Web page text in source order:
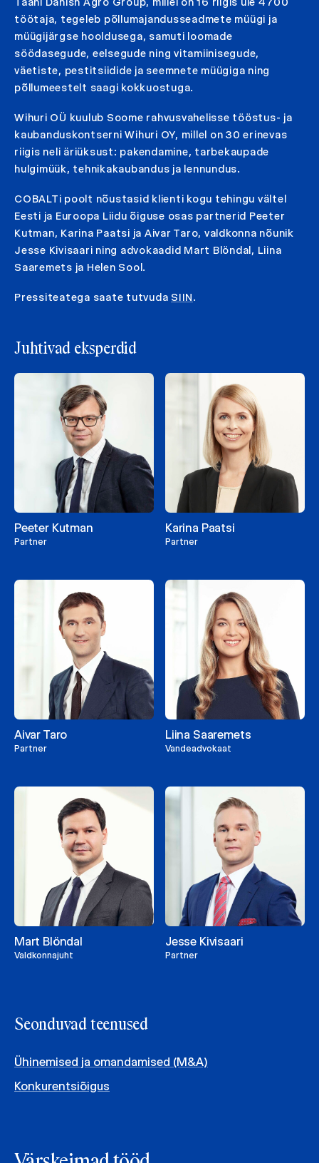
töötaja, tegeleb põllumajandusseadmete müügi ja
müügijärgse hooldusega, samuti loomade
söödasegude, eelsegude ning vitamiinisegude,
väetiste, pestitsiidide ja seemnete müügiga ning
põllumeestelt saagi kokkuostuga.
Wihuri OÜ kuulub Soome rahvusvahelisse tööstus- ja
kaubanduskontserni Wihuri OY, millel on 30 erinevas
riigis neli äriüksust: pakendamine, tarbekaupade
hulgimüük, tehnikakaubandus ja lennundus.
COBALTi poolt nõustasid klienti kogu tehingu vältel
Eesti ja Euroopa Liidu õiguse osas partnerid Peeter
Kutman, Karina Paatsi ja Aivar Taro, valdkonna nõunik
Jesse Kivisaari ning advokaadid Mart Blöndal, Liina
Saaremets ja Helen Sool.
Pressiteatega saate tutvuda SIIN.
Juhtivad eksperdid
Peeter Kutman
Partner
Karina Paatsi
Partner
Aivar Taro
Partner
Liina Saaremets
Vandeadvokaat
Mart Blöndal
Valdkonnajuht
Jesse Kivisaari
Partner
Seonduvad teenused
Ühinemised ja omandamised (M&A)
Konkurentsiõigus